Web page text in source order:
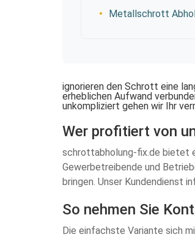
Metallschrott
ignorieren den Schrott eine
erheblichen Aufwand
unkompliziert gehen wir Ihr
Wer profitiert von
schrottabholung-fix.de bietet
Gewerbetreibende und
bringen. Unser Kundendienst
So nehmen Sie
Die einfachste Variante sich